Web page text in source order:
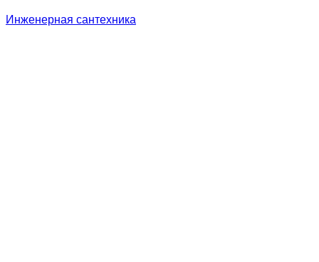
Инженерная сантехника